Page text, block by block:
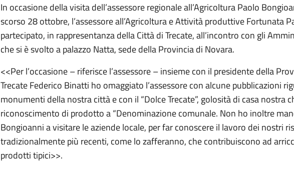
In occasione della visita dell’assessore regionale all’Agricoltura Paolo
scorso 28 ottobre, l’assessore all’Agricoltura e Attività produttive Fortunata
partecipato, in rappresentanza della Città di Trecate, all’incontro con gli
che si è svolto a palazzo Natta, sede della Provincia di Novara.
<<Per l’occasione – riferisce l’assessore – insieme con il presidente della
Trecate Federico Binatti ho omaggiato l’assessore con alcune pubblicazioni
monumenti della nostra città e con il “Dolce Trecate”, golosità di casa nostra
riconoscimento di prodotto a “Denominazione comunale. Non ho inoltre
Bongioanni a visitare le aziende locale, per far conoscere il lavoro dei nostri
tradizionalmente più recenti, come lo zafferanno, che contribuiscono ad
prodotti tipici>>.